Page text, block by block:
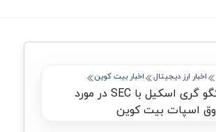
اخبار ارز دیجیتال اخبار بیت کوین
ادامه گفتگو گری اسکیل با SEC در مورد